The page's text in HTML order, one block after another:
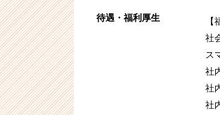
待遇・福利厚生
【
社
ス
社
社
社